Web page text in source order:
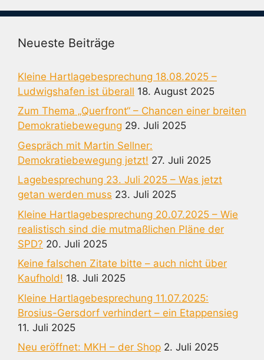
Neueste Beiträge
Kleine Hartlagebesprechung 18.08.2025 –
Ludwigshafen ist überall 18. August 2025
Zum Thema „Querfront“ – Chancen einer breiten
Demokratiebewegung 29. Juli 2025
Gespräch mit Martin Sellner:
Demokratiebewegung jetzt! 27. Juli 2025
Lagebesprechung 23. Juli 2025 – Was jetzt
getan werden muss 23. Juli 2025
Kleine Hartlagebesprechung 20.07.2025 – Wie
realistisch sind die mutmaßlichen Pläne der
SPD? 20. Juli 2025
Keine falschen Zitate bitte – auch nicht über
Kaufhold! 18. Juli 2025
Kleine Hartlagebesprechung 11.07.2025:
Brosius-Gersdorf verhindert – ein Etappensieg
11. Juli 2025
Neu eröffnet: MKH – der Shop 2. Juli 2025